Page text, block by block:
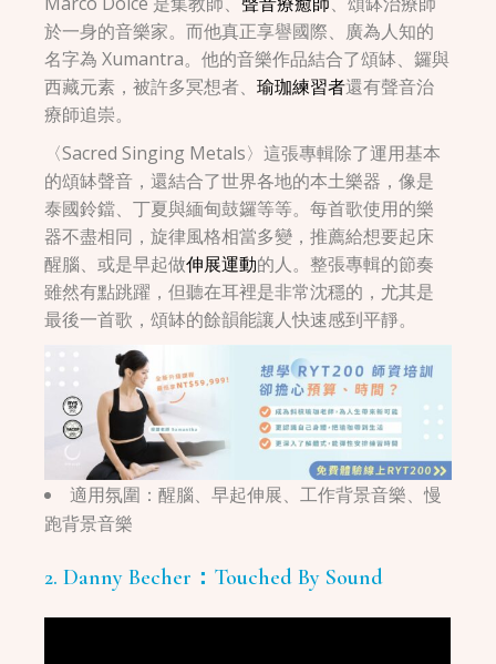
於一身的音樂家。而他真正享譽國際、廣為人知的
名字為 Xumantra。他的音樂作品結合了頌缽、鑼與
西藏元素，被許多冥想者、瑜珈練習者還有聲音治
療師追崇。
〈Sacred Singing Metals〉這張專輯除了運用基本
的頌缽聲音，還結合了世界各地的本土樂器，像是
泰國鈴鐺、丁夏與緬甸鼓鑼等等。每首歌使用的樂
器不盡相同，旋律風格相當多變，推薦給想要起床
醒腦、或是早起做伸展運動的人。整張專輯的節奏
雖然有點跳躍，但聽在耳裡是非常沈穩的，尤其是
最後一首歌，頌缽的餘韻能讓人快速感到平靜。
適用氛圍：醒腦、早起伸展、工作背景音樂、慢
跑背景音樂
2. Danny Becher：Touched By Sound